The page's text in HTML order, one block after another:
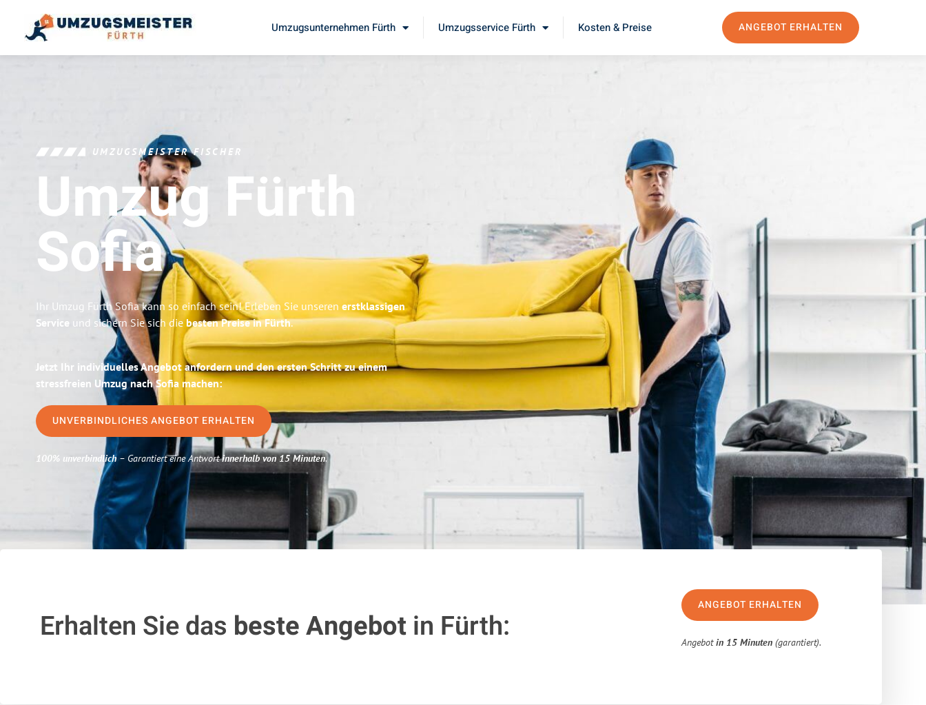
Umzugsunternehmen Fürth Umzugsservice Fürth Kosten & Preise ANGEBOT ERHALTEN
UMZUGSMEISTER FISCHER
Umzug Fürth
Sofia
Ihr Umzug Fürth Sofia kann so einfach sein! Erleben Sie unseren erstklassigen
Service und sichern Sie sich die besten Preise in Fürth.
Jetzt Ihr individuelles Angebot anfordern und den ersten Schritt zu einem
stressfreien Umzug nach Sofia machen:
UNVERBINDLICHES ANGEBOT ERHALTEN
100% unverbindlich– Garantiert eine Antwortinnerhalb von 15 Minuten.
Erhalten Sie das beste Angebotin Fürth:
ANGEBOT ERHALTEN
Angebotin 15 Minuten (garantiert).